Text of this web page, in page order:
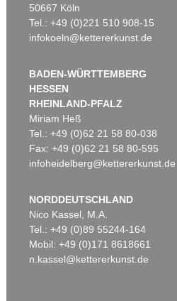
50667 Köln
Tel.: +49 (0)221 510 908-15
infokoeln@kettererkunst.de
BADEN-WÜRTTEMBERG
HESSEN
RHEINLAND-PFALZ
Miriam Heß
Tel.: +49 (0)62 21 58 80-038
Fax: +49 (0)62 21 58 80-595
infoheidelberg@kettererkunst.de
NORDDEUTSCHLAND
Nico Kassel, M.A.
Tel.: +49 (0)89 55244-164
Mobil: +49 (0)171 8618661
n.kassel@kettererkunst.de